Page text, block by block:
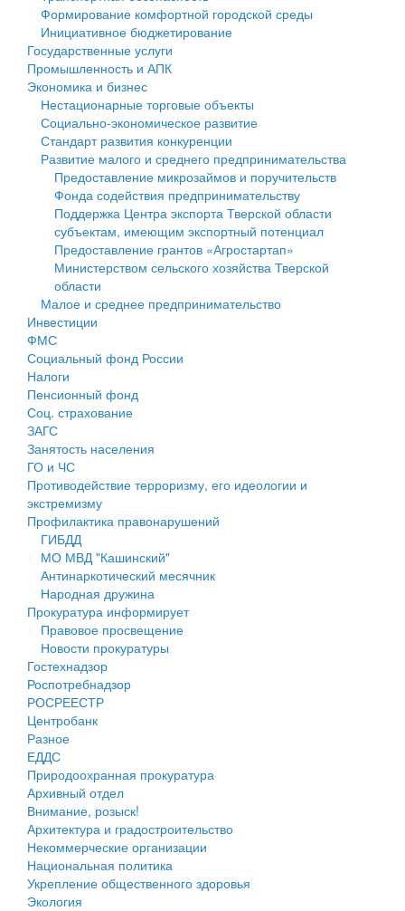
Государственные услуги
Промышленность и АПК
Экономика и бизнес
Символика
Устав
Гостям округа
Туризм
Культура
Образование
Здравоохранение
Социальная защита
Фотоальбом
муниципального округа Тверской области
Администрация Кашинского муниципального округа
Тверской области
Управление сельскими территориями
Открытые данные
Работа с обращениями граждан
Муниципальный контроль
Муниципальные услуги
Проекты административных регламентов
Антимонопольный комплаенс
Противодействие коррупции
Финансовое управление
Бюджет для граждан
Имущество
Выявление правообладателей ранее учтенных
объектов недвижимости
Имущественная поддержка субъектов малого и
среднего предпринимательства
Информационная поддержка субъектов малого и
среднего предпринимательства
Муниципальные программы
Контрольно-счетная палата
Персональные данные
Оценка регулирующего воздействия
Деятельность МУ
Нормативы градостроительного проектирования
Правила землепользования и застройки
Генеральные планы
Проекты планировки территории
Собрание депутатов
Городское поселение
Сельские поселения
Формирование комфортной городской среды
Инициативное бюджетирование
Государственные услуги
Промышленность и АПК
Экономика и бизнес
Нестационарные торговые объекты
Социально-экономическое развитие
Стандарт развития конкуренции
Развитие малого и среднего предпринимательства
Предоставление микрозаймов и поручительств
Фонда содействия предпринимательству
Поддержка Центра экспорта Тверской области
субъектам, имеющим экспортный потенциал
Предоставление грантов «Агростартап»
Министерством сельского хозяйства Тверской
области
Малое и среднее предпринимательство
Инвестиции
ФМС
Социальный фонд России
Налоги
Пенсионный фонд
Соц. страхование
ЗАГС
Занятость населения
ГО и ЧС
Противодействие терроризму, его идеологии и
экстремизму
Профилактика правонарушений
ГИБДД
МО МВД "Кашинский"
Антинаркотический месячник
Народная дружина
Прокуратура информирует
Правовое просвещение
Новости прокуратуры
Гостехнадзор
Роспотребнадзор
РОСРЕЕСТР
Центробанк
Разное
ЕДДС
Природоохранная прокуратура
Архивный отдел
Внимание, розыск!
Архитектура и градостроительство
Некоммерческие организации
Национальная политика
Укрепление общественного здоровья
Экология